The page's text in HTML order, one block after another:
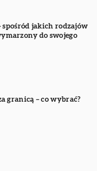
spośród jakich rodzajów
do swojego
granicą – co wybrać?